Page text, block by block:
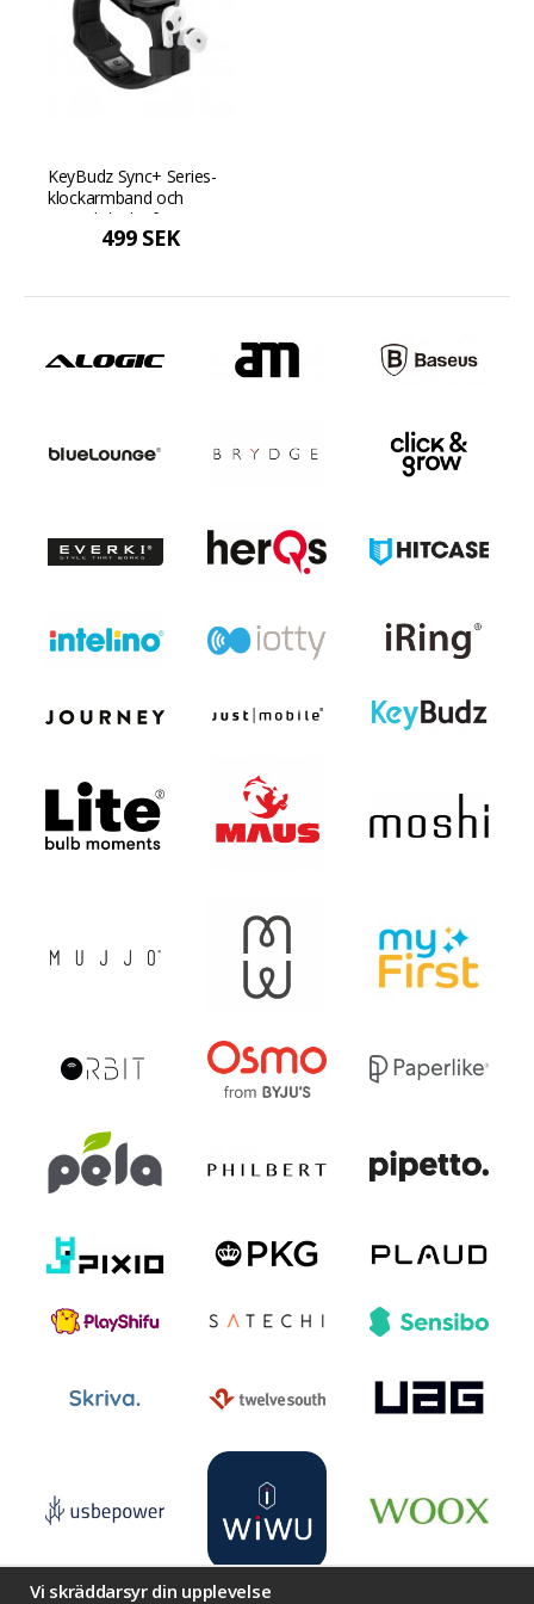
KeyBudz Sync+ Series-
klockarmband och
AirPod-docka för 38-42
mm Apple Watch -
499 SEK
Vi skräddarsyr din upplevelse